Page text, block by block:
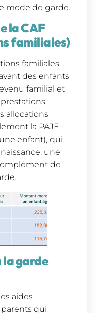
mode de garde.
la CAF
familiales)
familiales
des enfants
familial et
allocations
la PAJE
enfant), qui
une
de
la garde
aides
qui